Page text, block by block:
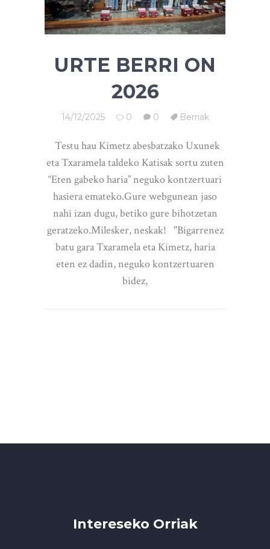
URTE BERRI ON
2026
14/12/2025 0 0 Berriak
Testu hau Kimetz abesbatzako Uxunek
eta Txaramela taldeko Katisak sortu zuten
“Eten gabeko haria” neguko kontzertuari
hasiera emateko.Gure webgunean jaso
nahi izan dugu, betiko gure bihotzetan
geratzeko.Milesker, neskak! "Bigarrenez
batu gara Txaramela eta Kimetz, haria
eten ez dadin, neguko kontzertuaren
bidez,
Intereseko Orriak